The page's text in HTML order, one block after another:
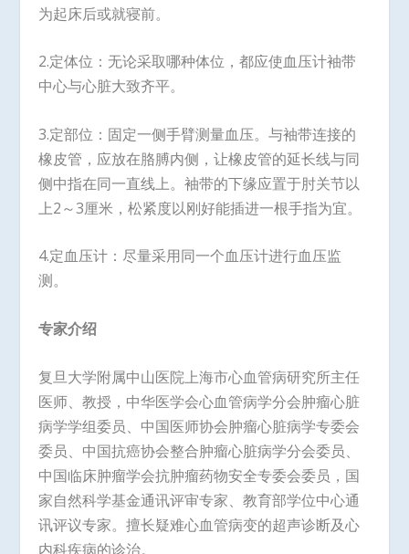
为起床后或就寝前。
2.定体位：无论采取哪种体位，都应使血压计袖带
中心与心脏大致齐平。
3.定部位：固定一侧手臂测量血压。与袖带连接的
橡皮管，应放在胳膊内侧，让橡皮管的延长线与同
侧中指在同一直线上。袖带的下缘应置于肘关节以
上2～3厘米，松紧度以刚好能插进一根手指为宜。
4.定血压计：尽量采用同一个血压计进行血压监
测。
专家介绍
复旦大学附属中山医院上海市心血管病研究所主任
医师、教授，中华医学会心血管病学分会肿瘤心脏
病学学组委员、中国医师协会肿瘤心脏病学专委会
委员、中国抗癌协会整合肿瘤心脏病学分会委员、
中国临床肿瘤学会抗肿瘤药物安全专委会委员，国
家自然科学基金通讯评审专家、教育部学位中心通
讯评议专家。擅长疑难心血管病变的超声诊断及心
内科疾病的诊治。